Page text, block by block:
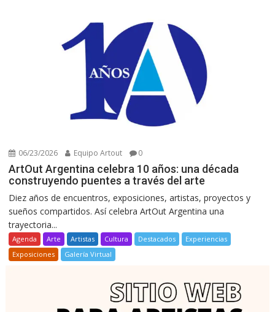
06/23/2026 Equipo Artout 0
ArtOut Argentina celebra 10 años: una década
construyendo puentes a través del arte
Diez años de encuentros, exposiciones, artistas, proyectos y
sueños compartidos. Así celebra ArtOut Argentina una
trayectoria...
Agenda Arte Artistas Cultura Destacados
Experiencias
Exposiciones
Galería Virtual